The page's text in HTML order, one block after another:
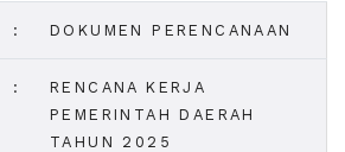
: DOKUMEN PERENCANAAN
:
RENCANA KERJA
PEMERINTAH DAERAH
TAHUN 2025